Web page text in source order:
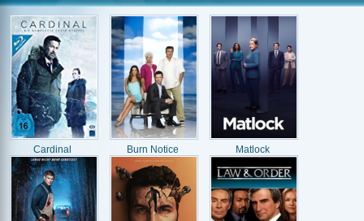
Cardinal Burn Notice Matlock